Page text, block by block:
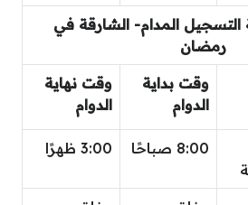
المدام- الشارقة في
رمضان
وقت بداية
الدوام
وقت نهاية
الدوام
8:00 صباحًا 3:00 ظهرًا